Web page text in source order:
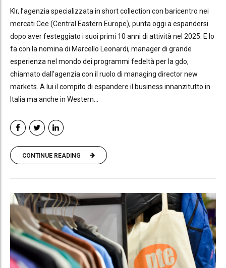
Klr, l’agenzia specializzata in short collection con baricentro nei
mercati Cee (Central Eastern Europe), punta oggi a espandersi
dopo aver festeggiato i suoi primi 10 anni di attività nel 2025. E lo
fa con la nomina di Marcello Leonardi, manager di grande
esperienza nel mondo dei programmi fedeltà per la gdo,
chiamato dall’agenzia con il ruolo di managing director new
markets. A lui il compito di espandere il business innanzitutto in
Italia ma anche in Western...
CONTINUE READING